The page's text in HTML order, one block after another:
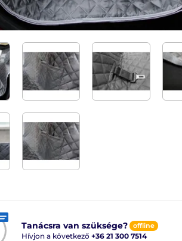
Tanácsra van szüksége? offline
Hívjon a következő +36 21 300 7514